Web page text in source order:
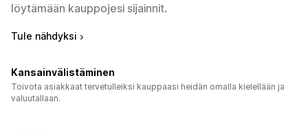
löytämään kauppojesi sijainnit.
Tule nähdyksi
Kansainvälistäminen
Toivota asiakkaat tervetulleiksi kauppaasi heidän omalla kielellään ja
valuutallaan.